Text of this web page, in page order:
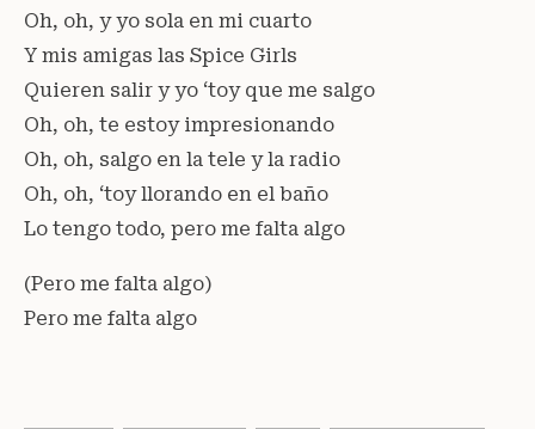
Oh, oh, y yo sola en mi cuarto
Y mis amigas las Spice Girls
Quieren salir y yo ‘toy que me salgo
Oh, oh, te estoy impresionando
Oh, oh, salgo en la tele y la radio
Oh, oh, ‘toy llorando en el baño
Lo tengo todo, pero me falta algo
(Pero me falta algo)
Pero me falta algo